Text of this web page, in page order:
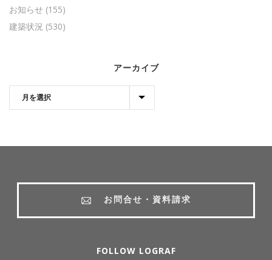
お知らせ (155)
建築状況 (530)
アーカイブ
お問合せ・資料請求
FOLLOW LOGRAF